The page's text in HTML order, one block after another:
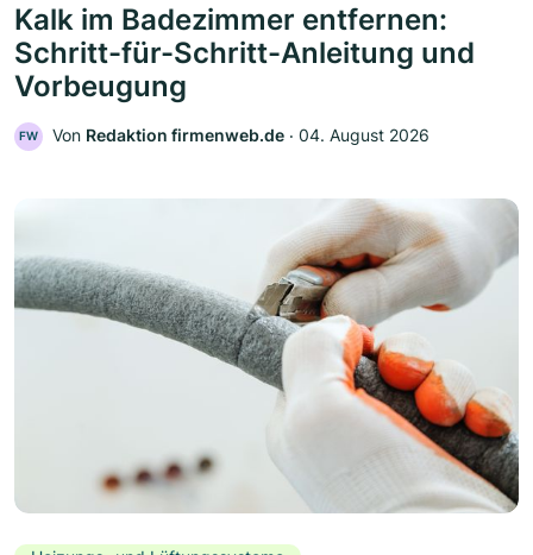
Kalk im Badezimmer entfernen:
Schritt-für-Schritt-Anleitung und
Vorbeugung
FW Von Redaktion firmenweb.de ‧ 04. August 2026